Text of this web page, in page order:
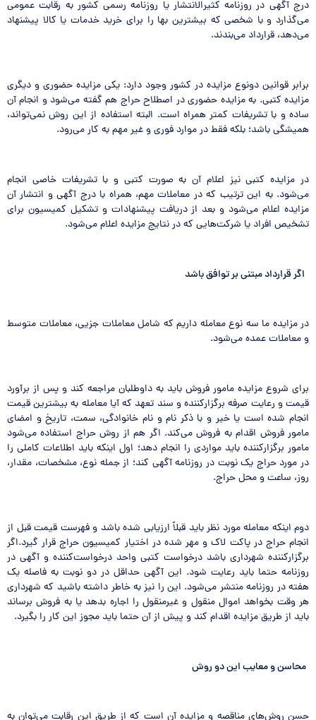
درج آگهی در روزنامه کثیرالانتشار یا روزنامه رسمی کشور به رقابت عمومی
می‌گذارد و با شخصی که بیشترین بها را برای خرید خدمات یا کالا پیشنهاد
می‌دهد، قرارداد می‌بندند.
برابر قوانین دونوع مزایده در کشور وجود دارد: یکی مزایده حضوری و دیگری
مزایده کتبی. به مزایده حضوری در اصطلاح حراج هم گفته می‌شود و انجام آن
ساده و با تشریفات کمتر همراه است. البته استفاده از این روش نمی‌تواند،
همیشگی باشد؛ بلکه فقط در موارد فوری و غیر مهم به کار می‌رود.
در مزایده کتبی نیز اعلام آن به صورت کتبی و با تشریفات خاصی انجام
می‌شود. به این ترتیب که در معاملات مهم، همراه با درج آگهی و انتشار آن
مزایده اعلام می‌شود و بعد از دریافت پیشنهادات و تشکیل کمیسیون برای
تشخیص افراد یا شرکت‌هایی که در نتایج مزایده اعلام می‌شود.
اگر قرارداد مبتنی بر توافق باشد
در مزایده ما سه نوع معامله داریم که شامل معاملات جزیی، معاملات متوسط
و معاملات عمده می‌شود.
برای شروع مزایده مامور فروش باید به داوطلبان مراجعه کند و پس از برآورد
قیمت و رعایت صرفه برگزارکننده و سند تعهد که آیا معامله به بیشترین قیمت
انجام شده است یا خیر و با ذکر نام و نام خانوادگی، سمت، تاریخ و امضای
مامور فروش اقدام به فروش می‌کند. اگر هم از روش حراج استفاده می‌شود
مامور برگزارکننده باید مواردی را انجام دهد؛ اول اینکه باید اطلاعات کاملی را
در مورد حراج یک نوبت در روزنامه آگهی کند؛ از جمله نوع، مشخصات، مقدار،
روز، ساعت و محل حراج.
دوم اینکه معامله مورد نظر باید قبلاً ارزیابی شده باشد و فهرست قیمت قبل از
انجام حراج در پاکت لاک و مهر شده در اختیار کمیسیون حراج قرار گیرد.اگر
برگزارکننده شهرداری باشد درخواست کتبی واحد درخواست‌کننده و آگهی در
روزنامه حتما باید رعایت شود. این آگهی حداقل در دو نوبت به فاصله یک
هفته در روزنامه منتشر می‌شود. این را نیز به خاطر داشته باشید که شهرداری
هر وقت بخواهد اموال منقول و غیرمنقول را اجاره بدهد یا به فروش برساند
باید از طریق مزایده اقدام کند و پیش از آن حتما باید مجوز این کار را بگیرد.
محاسن و معایب این دو روش